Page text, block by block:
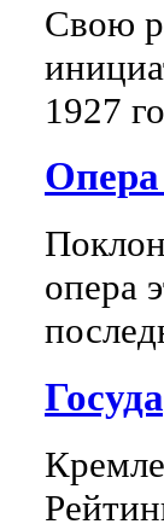
Свою
1927
Опера
опера